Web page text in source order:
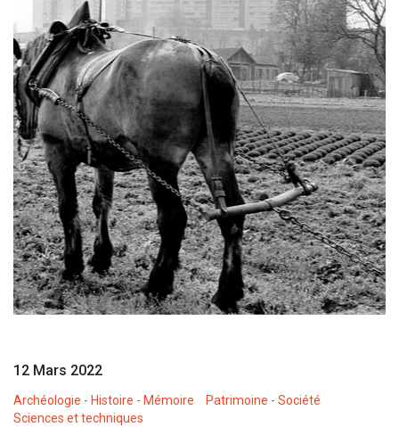
12 Mars 2022
Archéologie - Histoire - Mémoire
Patrimoine - Société
Sciences et techniques